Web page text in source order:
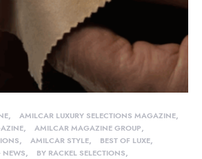
AMILCAR LUXURY SELECTIONS MAGAZINE
AMILCAR MAGAZINE GROUP
AMILCAR STYLE
BEST OF LUXE
NEWS
BY RACKEL SELECTIONS